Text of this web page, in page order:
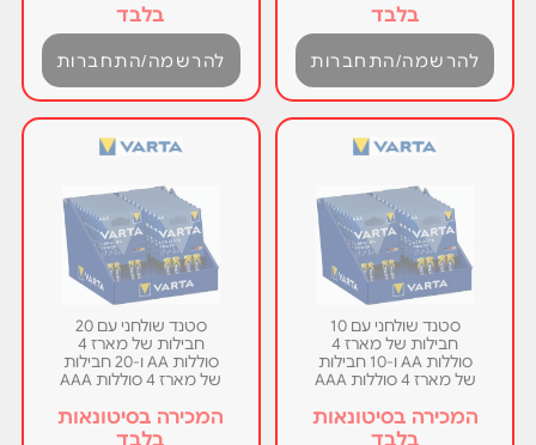
בלבד
להרשמה/התחברות
בלבד
להרשמה/התחברות
סטנד שולחני עם 10
חבילות של מארז 4
סוללות AA ו-10 חבילות
של מארז 4 סוללות AAA
המכירה בסיטונאות
בלבד
סטנד שולחני עם 20
חבילות של מארז 4
סוללות AA ו-20 חבילות
של מארז 4 סוללות AAA
המכירה בסיטונאות
בלבד